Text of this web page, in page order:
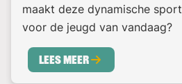
maakt deze dynamische
voor de jeugd van vandaag?
Lees meer